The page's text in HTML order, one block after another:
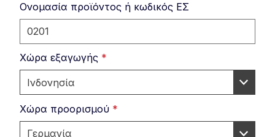
Ονομασία προϊόντος ή κωδικός ΕΣ
Χώρα εξαγωγής *
Χώρα προορισμού *